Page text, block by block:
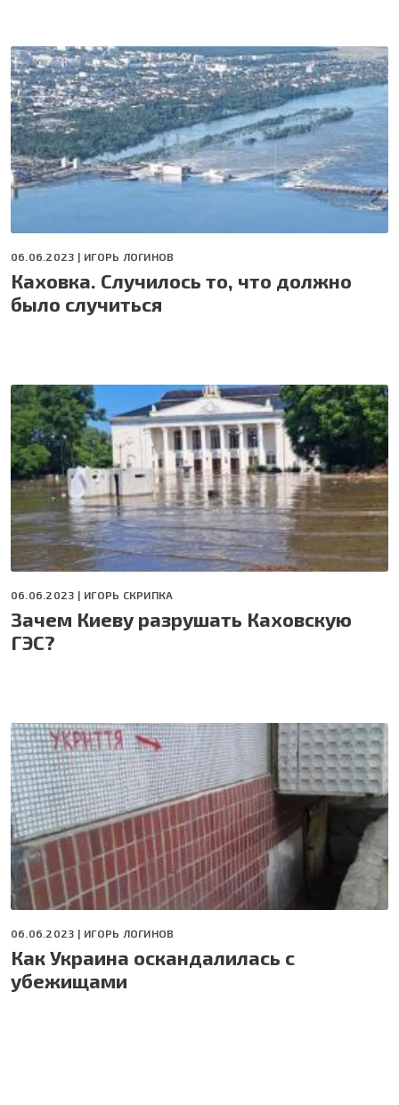
06.06.2023 | ИГОРЬ ЛОГИНОВ
Каховка. Случилось то, что должно
было случиться
06.06.2023 | ИГОРЬ СКРИПКА
Зачем Киеву разрушать Каховскую
ГЭС?
06.06.2023 | ИГОРЬ ЛОГИНОВ
Как Украина оскандалилась с
убежищами